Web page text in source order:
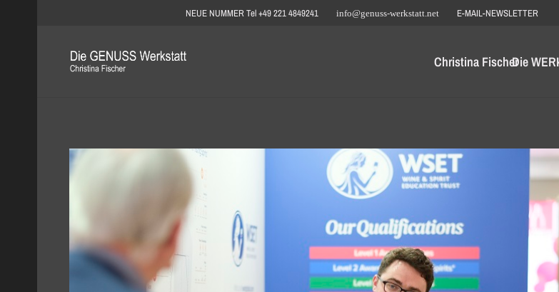
NEUE NUMMER Tel +49 221 4849241 info@genuss-werkstatt.net E-MAIL-NEWSLETTER
Christina FischerDie